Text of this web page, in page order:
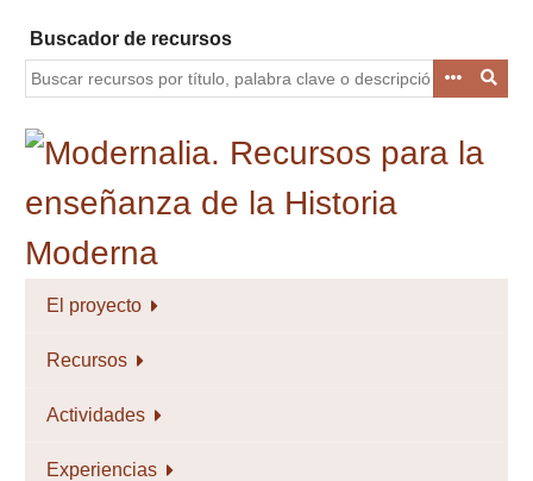
contenido
principal
Buscador de recursos
El proyecto
Recursos
Actividades
Experiencias